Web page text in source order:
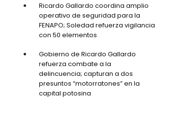
Ricardo Gallardo coordina amplio
operativo de seguridad para la
FENAPO; Soledad refuerza vigilancia
con 50 elementos
Gobierno de Ricardo Gallardo
refuerza combate a la
delincuencia; capturan a dos
presuntos “motorratones” en la
capital potosina